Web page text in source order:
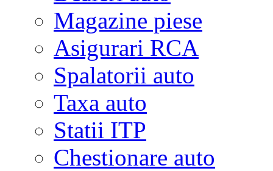
Magazine piese
Asigurari RCA
Spalatorii auto
Taxa auto
Statii ITP
Chestionare auto